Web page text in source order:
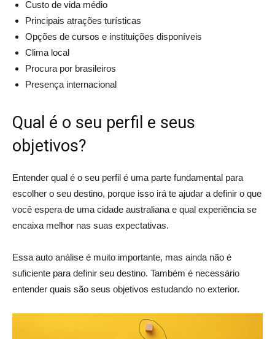
Custo de vida médio
Principais atrações turísticas
Opções de cursos e instituições disponíveis
Clima local
Procura por brasileiros
Presença internacional
Qual é o seu perfil e seus
objetivos?
Entender qual é o seu perfil é uma parte fundamental para
escolher o seu destino, porque isso irá te ajudar a definir o que
você espera de uma cidade australiana e qual experiência se
encaixa melhor nas suas expectativas.
Essa auto análise é muito importante, mas ainda não é
suficiente para definir seu destino. Também é necessário
entender quais são seus objetivos estudando no exterior.